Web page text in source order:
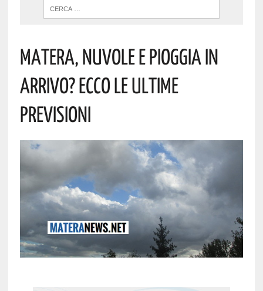
Matera, Nuvole E Pioggia In
Arrivo? Ecco Le Ultime
Previsioni